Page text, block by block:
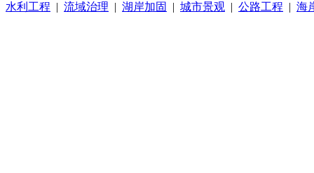
水利工程 | 流域治理 | 湖岸加固 | 城市景观 | 公路工程 | 海